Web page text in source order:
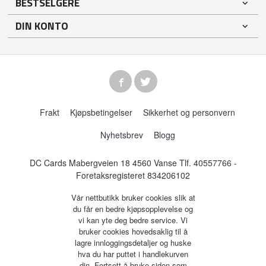
DIN KONTO
Frakt Kjøpsbetingelser
Sikkerhet og personvern
Nyhetsbrev
Blogg
DC Cards Mabergveien 18 4560 Vanse Tlf. 40557766 -
Foretaksregisteret 834206102
Vår nettbutikk bruker cookies slik at
du får en bedre kjøpsopplevelse og
vi kan yte deg bedre service. Vi
bruker cookies hovedsaklig til å
lagre innloggingsdetaljer og huske
hva du har puttet i handlekurven